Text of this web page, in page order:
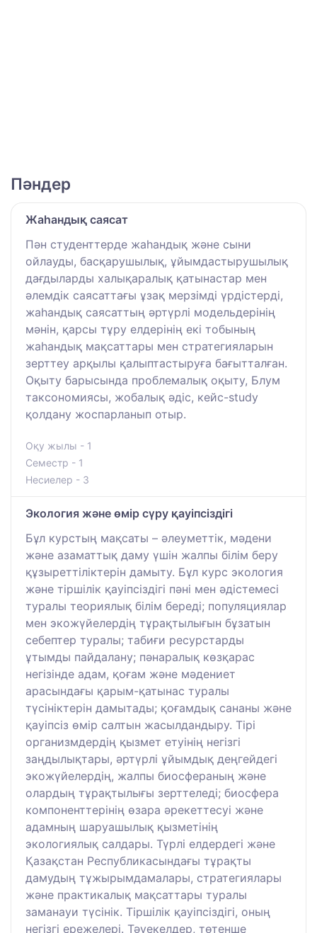
Пәндер
Жаһандық саясат
Пән студенттерде жаһандық және сыни
ойлауды, басқарушылық, ұйымдастырушылық
дағдыларды халықаралық қатынастар мен
әлемдік саясаттағы ұзақ мерзімді үрдістерді,
жаһандық саясаттың әртүрлі модельдерінің
мәнін, қарсы тұру елдерінің екі тобының
жаһандық мақсаттары мен стратегияларын
зерттеу арқылы қалыптастыруға бағытталған.
Оқыту барысында проблемалық оқыту, Блум
таксономиясы, жобалық әдіс, кейс-study
қолдану жоспарланып отыр.
Оқу жылы - 1
Семестр - 1
Несиелер - 3
Экология және өмір сүру қауіпсіздігі
Бұл курстың мақсаты – әлеуметтік, мәдени
және азаматтық даму үшін жалпы білім беру
құзыреттіліктерін дамыту. Бұл курс экология
және тіршілік қауіпсіздігі пәні мен әдістемесі
туралы теориялық білім береді; популяциялар
мен экожүйелердің тұрақтылығын бұзатын
себептер туралы; табиғи ресурстарды
ұтымды пайдалану; пәнаралық көзқарас
негізінде адам, қоғам және мәдениет
арасындағы қарым-қатынас туралы
түсініктерін дамытады; қоғамдық сананы және
қауіпсіз өмір салтын жасылдандыру. Тірі
организмдердің қызмет етуінің негізгі
заңдылықтары, әртүрлі ұйымдық деңгейдегі
экожүйелердің, жалпы биосфераның және
олардың тұрақтылығы зерттеледі; биосфера
компоненттерінің өзара әрекеттесуі және
адамның шаруашылық қызметінің
экологиялық салдары. Түрлі елдердегі және
Қазақстан Республикасындағы тұрақты
дамудың тұжырымдамалары, стратегиялары
және практикалық мақсаттары туралы
заманауи түсінік. Тіршілік қауіпсіздігі, оның
негізгі ережелері. Тәуекелдер, төтенше